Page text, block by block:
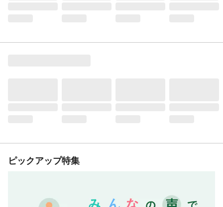
ピックアップ特集